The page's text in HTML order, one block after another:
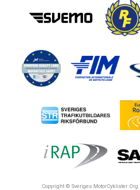
Copyright © Sveriges MotorCyklister